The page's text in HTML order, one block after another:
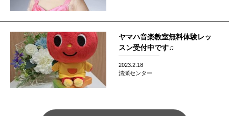
ヤマハ音楽教室無料体験レッ
スン受付中です♫
2023.2.18
清瀬センター